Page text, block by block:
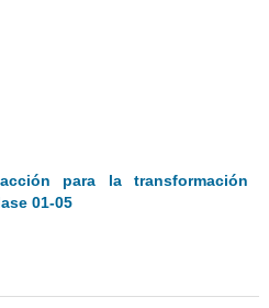
para la transformación
01-05